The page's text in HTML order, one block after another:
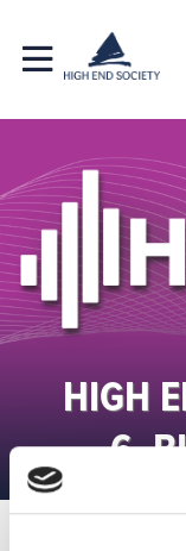
HIGH
6.